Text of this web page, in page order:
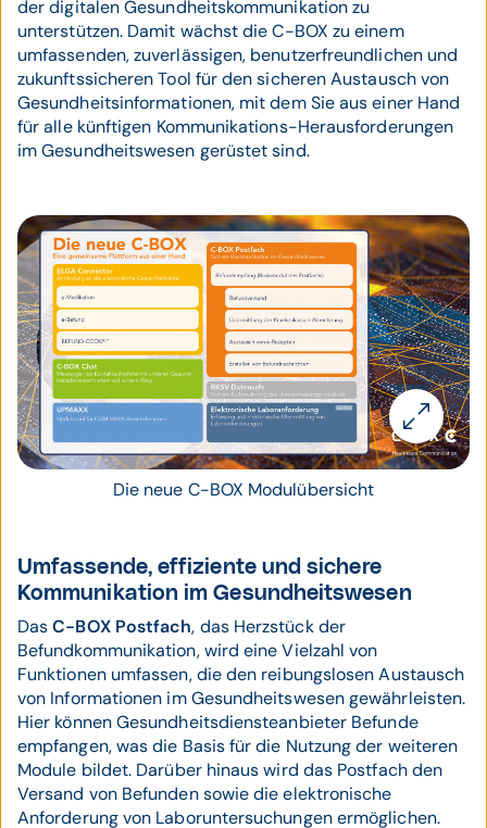
der digitalen Gesundheitskommunikation zu
unterstützen. Damit wächst die C-BOX zu einem
umfassenden, zuverlässigen, benutzerfreundlichen und
zukunftssicheren Tool für den sicheren Austausch von
Gesundheitsinformationen, mit dem Sie aus einer Hand
für alle künftigen Kommunikations-Herausforderungen
im Gesundheitswesen gerüstet sind.
Die neue C-BOX Modulübersicht
Umfassende, effiziente und sichere
Kommunikation im Gesundheitswesen
DasC-BOX Postfach, das Herzstück der
Befundkommunikation, wird eine Vielzahl von
Funktionen umfassen, die den reibungslosen Austausch
von Informationen im Gesundheitswesen gewährleisten.
Hier können Gesundheitsdiensteanbieter Befunde
empfangen, was die Basis für die Nutzung der weiteren
Module bildet. Darüber hinaus wird das Postfach den
Versand von Befunden sowie die elektronische
Anforderung von Laboruntersuchungen ermöglichen.